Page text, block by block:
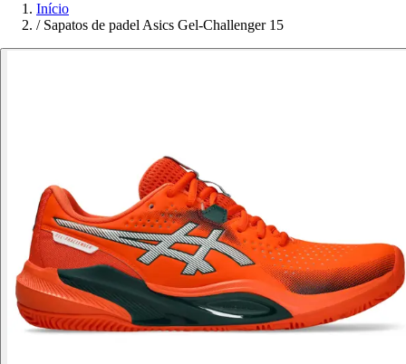
Início
/ Sapatos de padel Asics Gel-Challenger 15